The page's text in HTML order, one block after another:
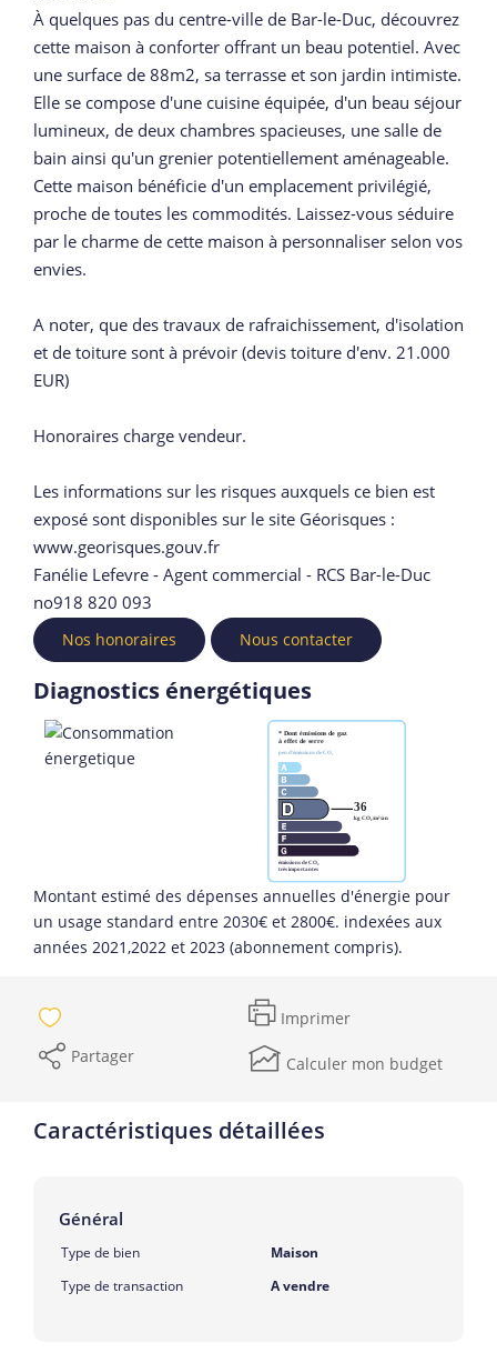
À quelques pas du centre-ville de Bar-le-Duc, découvrez
cette maison à conforter offrant un beau potentiel. Avec
une surface de 88m2, sa terrasse et son jardin intimiste.
Elle se compose d'une cuisine équipée, d'un beau séjour
lumineux, de deux chambres spacieuses, une salle de
bain ainsi qu'un grenier potentiellement aménageable.
Cette maison bénéficie d'un emplacement privilégié,
proche de toutes les commodités. Laissez-vous séduire
par le charme de cette maison à personnaliser selon vos
envies.
A noter, que des travaux de rafraichissement, d'isolation
et de toiture sont à prévoir (devis toiture d'env. 21.000
EUR)
Honoraires charge vendeur.
Les informations sur les risques auxquels ce bien est
exposé sont disponibles sur le site Géorisques :
www.georisques.gouv.fr
Fanélie Lefevre - Agent commercial - RCS Bar-le-Duc
no918 820 093
Nos honoraires Nous contacter
Diagnostics énergétiques
Montant estimé des dépenses annuelles d'énergie pour
un usage standard entre 2030€ et 2800€. indexées aux
années 2021,2022 et 2023 (abonnement compris).
Imprimer
Partager
Calculer mon budget
Caractéristiques détaillées
Général
Type de bien
Maison
Type de transaction
A vendre